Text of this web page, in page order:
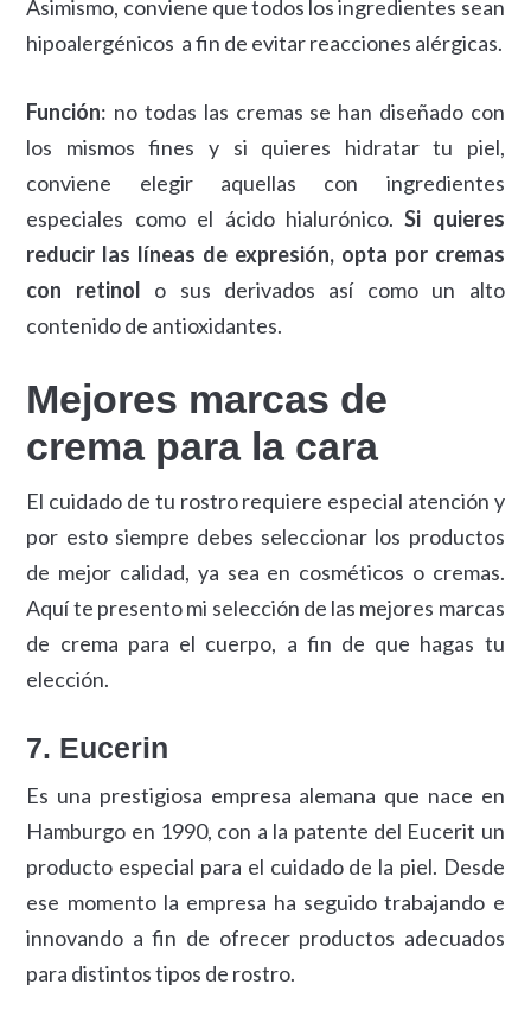
Asimismo, conviene que todos los ingredientes sean
hipoalergénicos a fin de evitar reacciones alérgicas.
Función: no todas las cremas se han diseñado con
los mismos fines y si quieres hidratar tu piel,
conviene elegir aquellas con ingredientes
especiales como el ácido hialurónico.Si quieres
reducir las líneas de expresión, opta por cremas
con retinol o sus derivados así como un alto
contenido de antioxidantes.
Mejores marcas de
crema para la cara
El cuidado de tu rostro requiere especial atención y
por esto siempre debes seleccionar los productos
de mejor calidad, ya sea en cosméticos o cremas.
Aquí te presento mi selección de las mejores marcas
de crema para el cuerpo, a fin de que hagas tu
elección.
7. Eucerin
Es una prestigiosa empresa alemana que nace en
Hamburgo en 1990, con a la patente del Eucerit un
producto especial para el cuidado de la piel. Desde
ese momento la empresa ha seguido trabajando e
innovando a fin de ofrecer productos adecuados
para distintos tipos de rostro.